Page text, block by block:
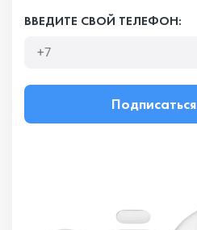
ВВЕДИТЕ СВОЙ ТЕЛЕФОН:
Подписаться